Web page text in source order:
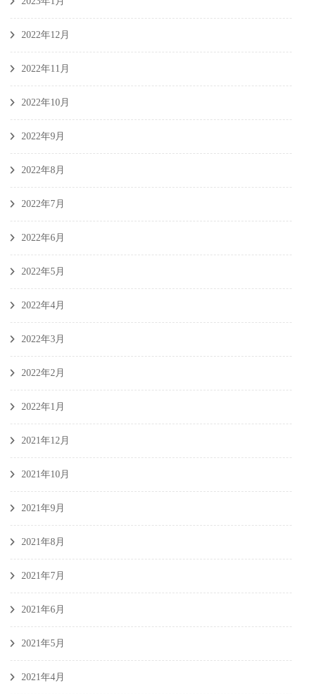
2022年12月
2022年11月
2022年10月
2022年9月
2022年8月
2022年7月
2022年6月
2022年5月
2022年4月
2022年3月
2022年2月
2022年1月
2021年12月
2021年10月
2021年9月
2021年8月
2021年7月
2021年6月
2021年5月
2021年4月